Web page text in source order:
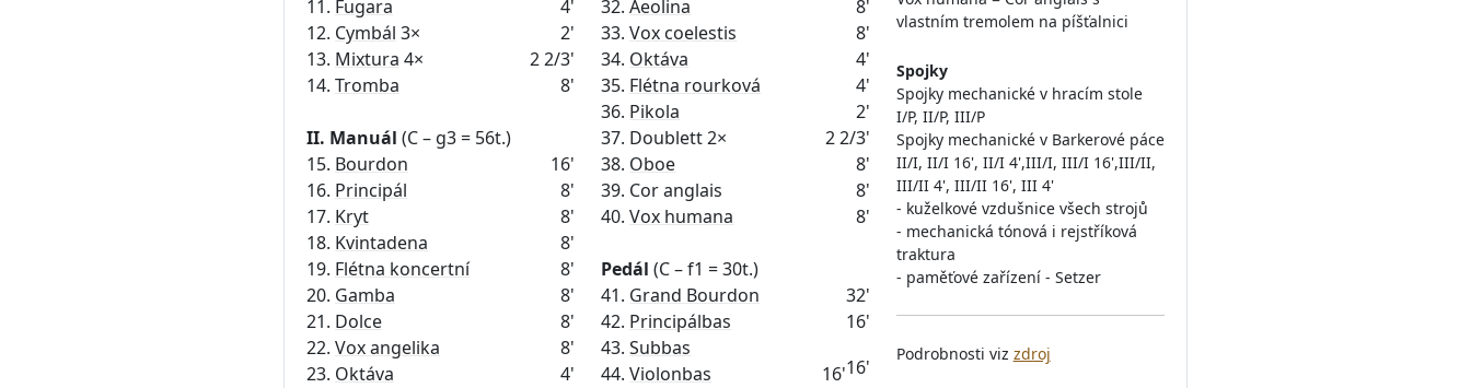
11. Fugara
4'
12. Cymbál 3×
2'
13. Mixtura 4×
2 2/3'
14. Tromba 8'
II. Manuál (C – g3 = 56t.)
15. Bourdon
16'
16. Principál
8'
17. Kryt
8'
18. Kvintadena
8'
19. Flétna koncertní
8'
20. Gamba
8'
21. Dolce
8'
22. Vox angelika
8'
23. Oktáva 4'
32.Aeolina
8'
33.Vox coelestis
8'
34. Oktáva
4'
35. Flétna rourková
4'
36. Pikola
2'
37. Doublett 2×
2 2/3'
38. Oboe
8'
39. Cor anglais
8'
40.Vox humana 8'
Pedál (C – f1 = 30t.)
41. Grand Bourdon
32'
42. Principálbas
16'
43.Subbas
16'
44.Violonbas 16'
vlastním tremolem na píšťalnici
Spojky
Spojky mechanické v hracím stole
I/P, II/P, III/P
Spojky mechanické v Barkerové páce
II/I, II/I 16', II/I 4',III/I, III/I 16',III/II,
III/II 4', III/II 16', III 4'
- kuželkové vzdušnice všech strojů
- mechanická tónová i rejstříková
traktura
- paměťové zařízení - Setzer
Podrobnosti viz zdroj